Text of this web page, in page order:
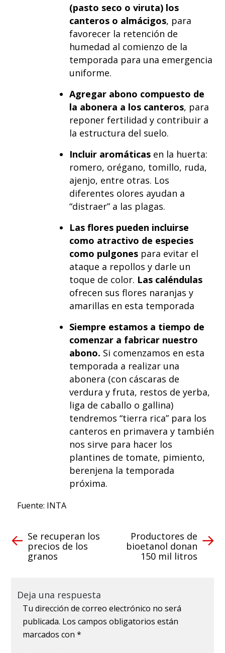
(pasto seco o viruta) los
canteros o almácigos, para
favorecer la retención de
humedad al comienzo de la
temporada para una emergencia
uniforme.
Agregar abono compuesto de
la abonera a los canteros, para
reponer fertilidad y contribuir a
la estructura del suelo.
Incluir aromáticasen la huerta:
romero, orégano, tomillo, ruda,
ajenjo, entre otras. Los
diferentes olores ayudan a
“distraer” a las plagas.
Las flores pueden incluirse
como atractivo de especies
como pulgonespara evitar el
ataque a repollos y darle un
toque de color. Las caléndulas
ofrecen sus flores naranjas y
amarillas en esta temporada
Siempre estamos a tiempo de
comenzar a fabricar nuestro
abono. Si comenzamos en esta
temporada a realizar una
abonera (con cáscaras de
verdura y fruta, restos de yerba,
liga de caballo o gallina)
tendremos “tierra rica” para los
canteros en primavera y también
nos sirve para hacer los
plantines de tomate, pimiento,
berenjena la temporada
próxima.
Fuente: INTA
Se recuperan los
precios de los
granos
Productores de
bioetanol donan
150 mil litros
Deja una respuesta
Tu dirección de correo electrónico no será
publicada. Los campos obligatorios están
marcados con*